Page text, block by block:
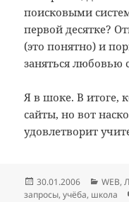
поисковыми
первой десятке?
(это понятно) и
заняться любовью
Я в шоке. В итоге,
сайты, но вот
удовлетворит
Опубликовано
30.01.2006 WEB,
запросы,учёба, школа